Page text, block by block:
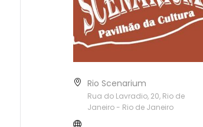
Rio Scenarium
Rua do Lavradio, 20, Rio de
Janeiro - Rio de Janeiro